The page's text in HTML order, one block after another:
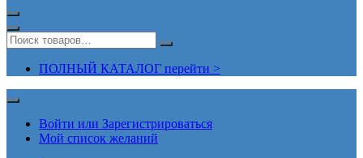
ПОЛНЫЙ КАТАЛОГ перейти >
Войти или Зарегистрироваться
Мой список желаний